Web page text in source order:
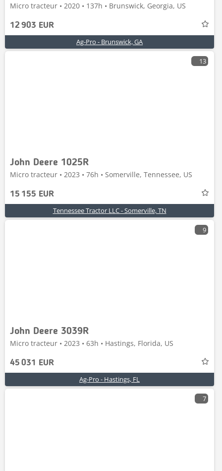
Micro tracteur • 2020 • 137h • Brunswick, Georgia, US
12 903 EUR
Ag-Pro - Brunswick, GA
13
John Deere 1025R
Micro tracteur • 2023 • 76h • Somerville, Tennessee, US
15 155 EUR
Tennessee Tractor LLC - Somerville, TN
9
John Deere 3039R
Micro tracteur • 2023 • 63h • Hastings, Florida, US
45 031 EUR
Ag-Pro - Hastings, FL
7